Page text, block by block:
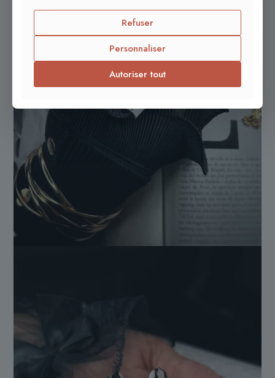
Refuser
Personnaliser
Autoriser tout